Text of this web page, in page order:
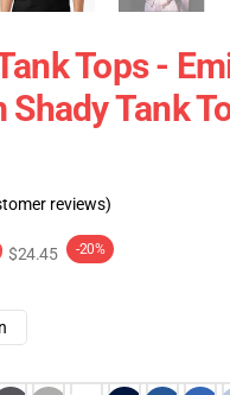
Tops -
Shady Tank
reviews)
$24.45 -20%